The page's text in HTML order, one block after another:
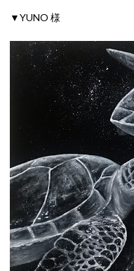
▼YUNO 様